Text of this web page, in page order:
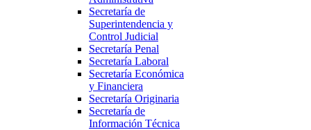
Secretaría de
Superintendencia y
Control Judicial
Secretaría Penal
Secretaría Laboral
Secretaría Económica
y Financiera
Secretaría Originaria
Secretaría de
Información Técnica